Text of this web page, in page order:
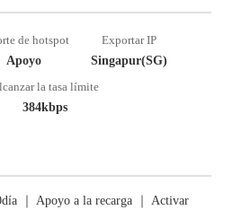
de hotspot
Apoyo
Exportar IP
Singapur(SG)
la tasa límite
384kbps
｜ Apoyo a la recarga ｜ Activar